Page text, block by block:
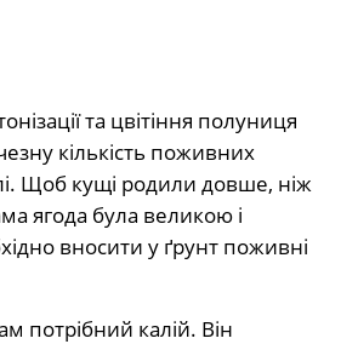
та цвітіння полуниця
кількість поживних
Щоб кущі родили довше, ніж
ягода була великою і
вносити у ґрунт поживні
потрібний калій. Він